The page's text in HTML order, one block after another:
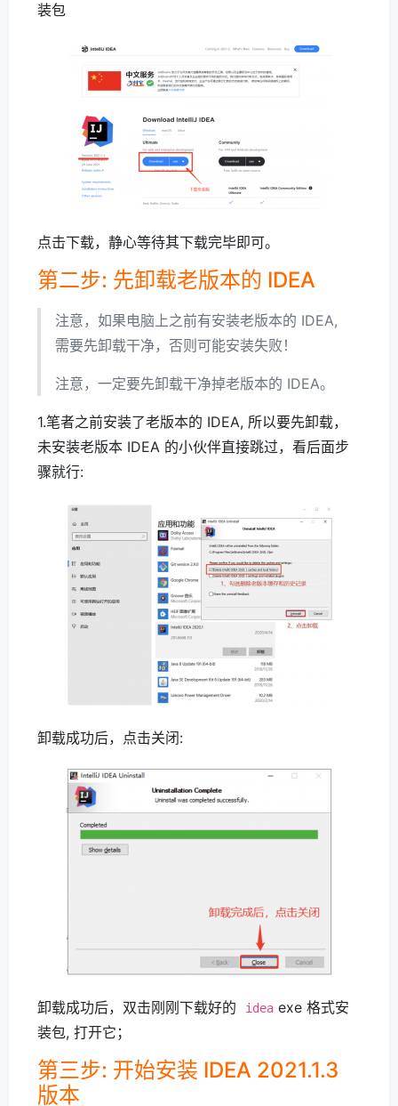
装包
点击下载，静心等待其下载完毕即可。
第二步: 先卸载老版本的 IDEA
注意，如果电脑上之前有安装老版本的 IDEA,
需要先卸载干净，否则可能安装失败！
注意，一定要先卸载干净掉老版本的 IDEA。
1.笔者之前安装了老版本的 IDEA, 所以要先卸载，
未安装老版本 IDEA 的小伙伴直接跳过，看后面步
骤就行:
卸载成功后，点击关闭:
卸载成功后，双击刚刚下载好的 idea exe 格式安
装包, 打开它；
第三步: 开始安装 IDEA 2021.1.3
版本